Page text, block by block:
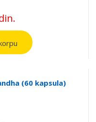
(60 kapsula)